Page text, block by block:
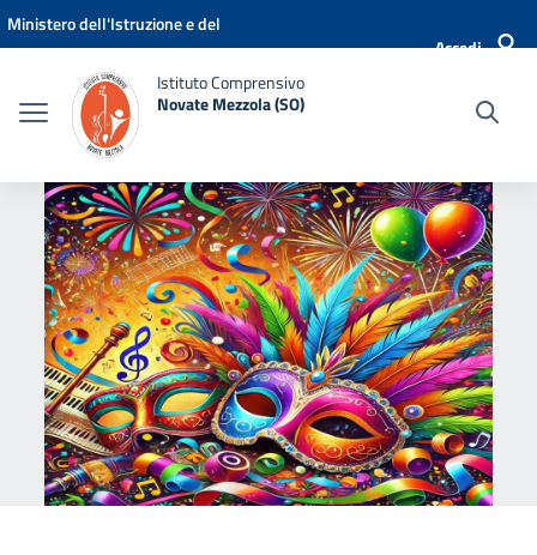
Vai ai contenuti
Vai al menu di navigazione
Vai al footer
Ministero dell'Istruzione e del
Accedi
Istituto Comprensivo
Novate Mezzola (SO)